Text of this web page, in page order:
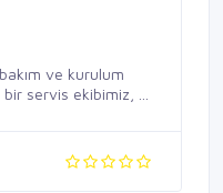
ve kurulum
servis ekibimiz, ...